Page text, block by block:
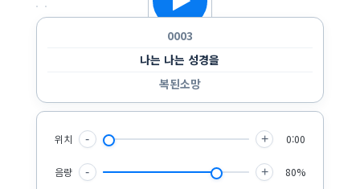
순서대로 한 번 듣기
순서대로 반복 듣기
랜덤으로 듣기
한 곡만 반복 듣기
0003
나는 나는 성경을
복된소망
위치 - + 0:00
음량 - + 80%